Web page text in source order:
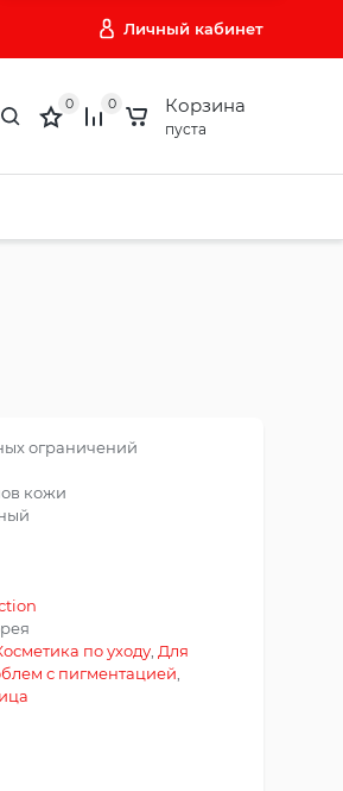
Личный кабинет
0 0 Корзина
пуста
ограничений
кожи
по уходу Для
с пигментацией